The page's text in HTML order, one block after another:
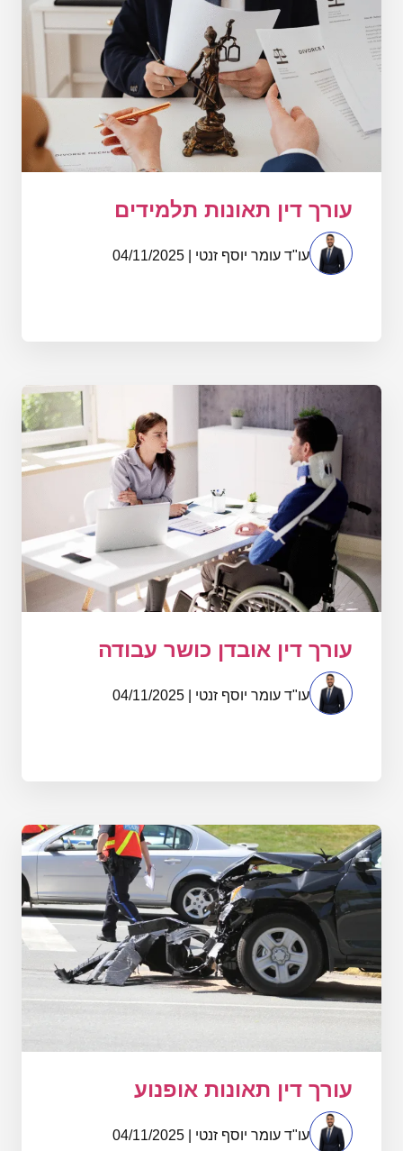
עורך דין תאונות תלמידים
עו"ד עומר יוסף זנטי | 04/11/2025
עורך דין אובדן כושר עבודה
עו"ד עומר יוסף זנטי | 04/11/2025
עורך דין תאונות אופנוע
עו"ד עומר יוסף זנטי | 04/11/2025